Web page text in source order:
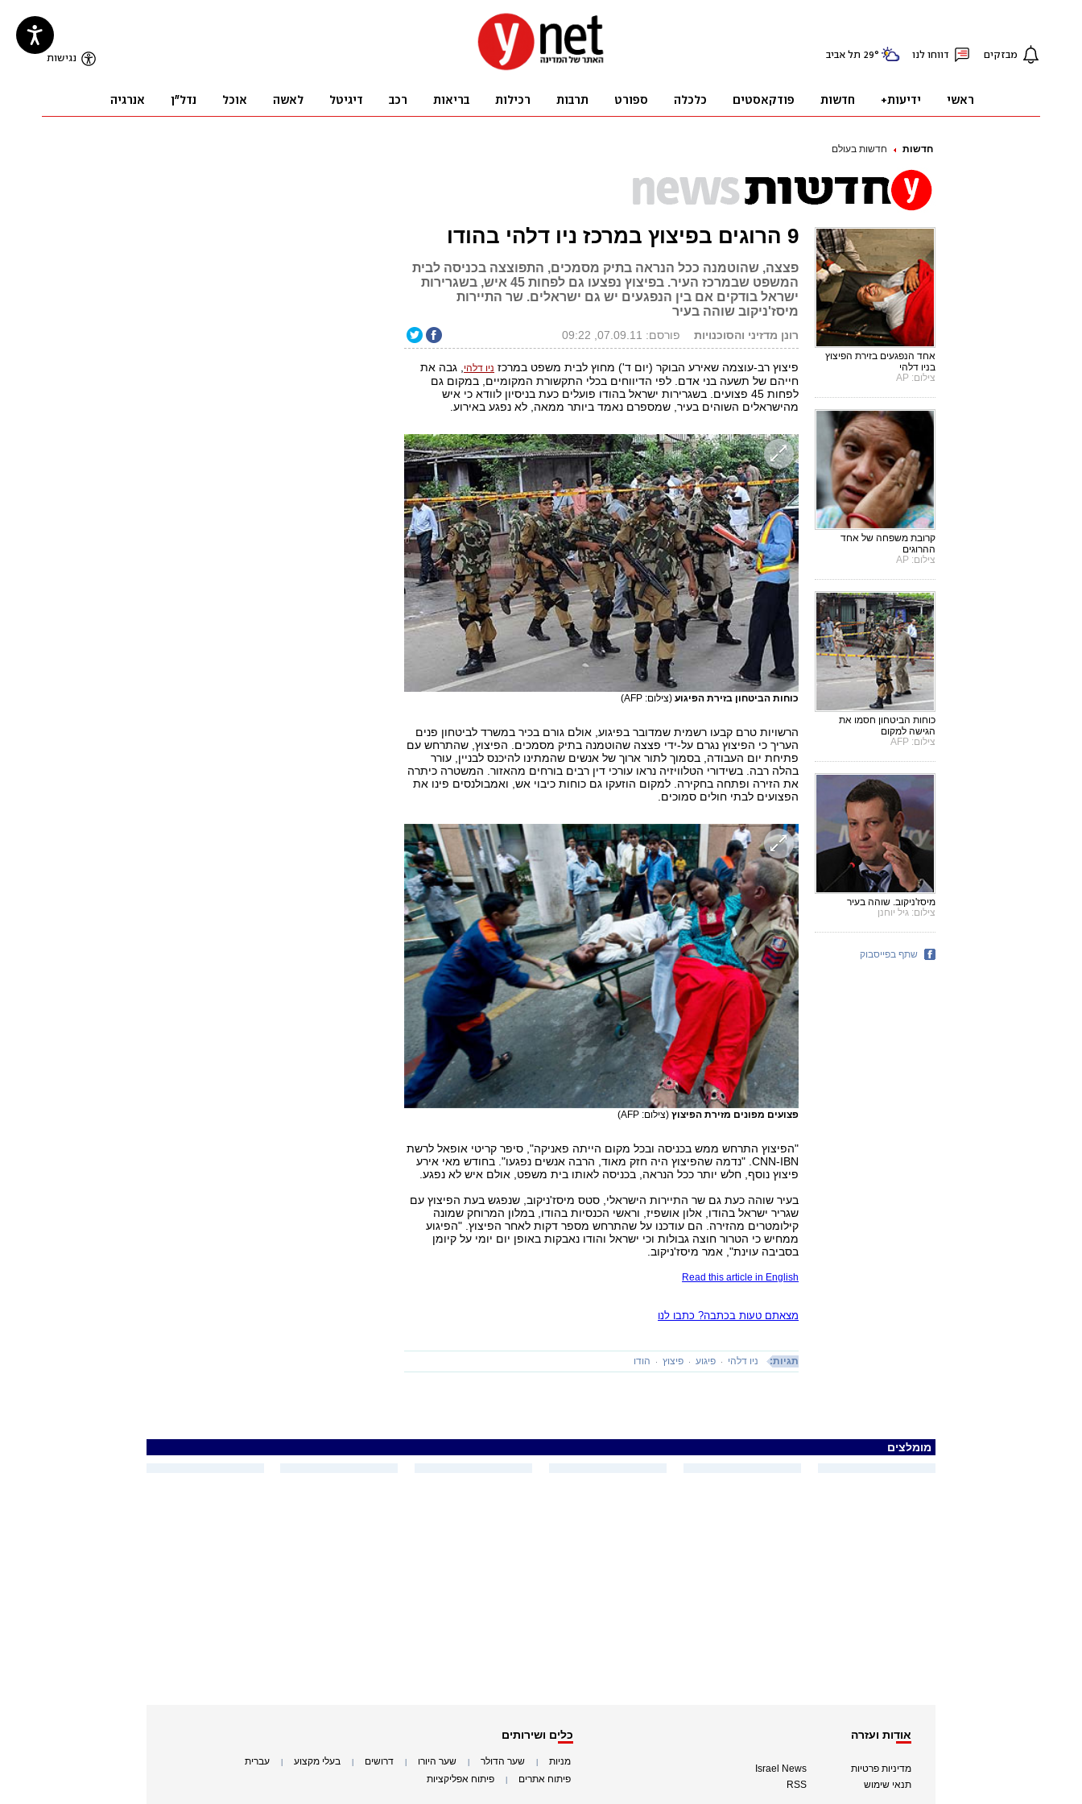
חדשות חדשות בעולם
9 הרוגים בפיצוץ במרכז ניו דלהי בהודו
פצצה, שהוטמנה ככל הנראה בתיק מסמכים, התפוצצה בכניסה לבית
המשפט שבמרכז העיר. בפיצוץ נפצעו גם לפחות 45 איש, בשגרירות
ישראל בודקים אם בין הנפגעים יש גם ישראלים. שר התיירות
מיסז'ניקוב שוהה בעיר
רונן מדזיני והסוכנויות פורסם: 07.09.11, 09:22
פיצוץ רב-עוצמה שאירע הבוקר (יום ד') מחוץ לבית משפט במרכז ניו דלהי, גבה את
חייהם של תשעה בני אדם. לפי הדיווחים בכלי התקשורת המקומיים, במקום גם
לפחות 45 פצועים. בשגרירות ישראל בהודו פועלים כעת בניסיון לוודא כי איש
מהישראלים השוהים בעיר, שמספרם נאמד ביותר ממאה, לא נפגע באירוע.
כוחות הביטחון בזירת הפיגוע (צילום: AFP)
הרשויות טרם קבעו רשמית שמדובר בפיגוע, אולם גורם בכיר במשרד לביטחון פנים
העריך כי הפיצוץ נגרם על-ידי פצצה שהוטמנה בתיק מסמכים. הפיצוץ, שהתרחש עם
פתיחת יום העבודה, בסמוך לתור ארוך של אנשים שהמתינו להיכנס לבניין, עורר
בהלה רבה. בשידורי הטלוויזיה נראו עורכי דין רבים בורחים מהאזור. המשטרה כיתרה
את הזירה ופתחה בחקירה. למקום הוזעקו גם כוחות כיבוי אש, ואמבולנסים פינו את
הפצועים לבתי חולים סמוכים.
פצועים מפונים מזירת הפיצוץ (צילום: AFP)
"הפיצוץ התרחש ממש בכניסה ובכל מקום הייתה פאניקה", סיפר קריטי אופאל לרשת
CNN-IBN. "נדמה שהפיצוץ היה חזק מאוד, הרבה אנשים נפגעו". בחודש מאי אירע
פיצוץ נוסף, חלש יותר ככל הנראה, בכניסה לאותו בית משפט, אולם איש לא נפגע.
בעיר שוהה כעת גם שר התיירות הישראלי, סטס מיסז'ניקוב, שנפגש בעת הפיצוץ עם
שגריר ישראל בהודו, אלון אושפיז, וראשי הכנסיות בהודו, במלון המרוחק שמונה
קילומטרים מהזירה. הם עודכנו על שהתרחש מספר דקות לאחר הפיצוץ. "הפיגוע
ממחיש כי הטרור חוצה גבולות וכי ישראל והודו נאבקות באופן יום יומי על קיומן
בסביבה עוינת", אמר מיסז'ניקוב.
Read this article in English
מצאתם טעות בכתבה? כתבו לנו
תגיות: ניו דלהי פיגוע פיצוץ הודו
אחד הנפגעים בזירת הפיצוץ
בניו דלהי
צילום: AP
קרובת משפחה של אחד
ההרוגים
צילום: AP
כוחות הביטחון חסמו את
הגישה למקום
צילום: AFP
מיסז'ניקוב. שוהה בעיר
צילום: גיל יוחנן
שתף בפייסבוק
מומלצים
אודות ועזרה
מדיניות פרטיות
תנאי שימוש
Israel News
RSS
כלים ושירותים
מניות שער הדולר שער היורו דרושים בעלי מקצוע עברית
פיתוח אתרים פיתוח אפליקציות